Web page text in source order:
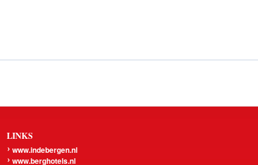
LINKS
www.indebergen.nl
www.berghotels.nl